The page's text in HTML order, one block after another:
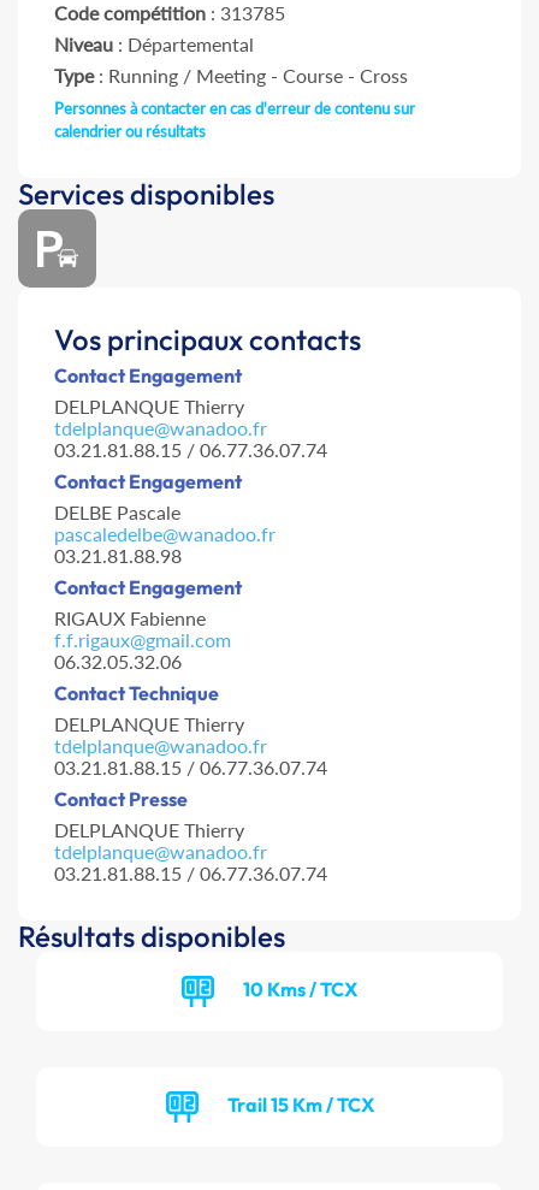
Code compétition : 313785
Niveau : Départemental
Type: Running / Meeting - Course - Cross
Personnes à contacter en cas d'erreur de contenu sur
calendrier ou résultats
Services disponibles
Vos principaux contacts
Contact Engagement
DELPLANQUE Thierry
tdelplanque@wanadoo.fr
03.21.81.88.15 / 06.77.36.07.74
Contact Engagement
DELBE Pascale
pascaledelbe@wanadoo.fr
03.21.81.88.98
Contact Engagement
RIGAUX Fabienne
f.f.rigaux@gmail.com
06.32.05.32.06
Contact Technique
DELPLANQUE Thierry
tdelplanque@wanadoo.fr
03.21.81.88.15 / 06.77.36.07.74
Contact Presse
DELPLANQUE Thierry
tdelplanque@wanadoo.fr
03.21.81.88.15 / 06.77.36.07.74
Résultats disponibles
10 Kms / TCX
Trail 15 Km / TCX